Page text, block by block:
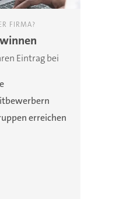
FIRMA?
Eintrag bei
erreichen